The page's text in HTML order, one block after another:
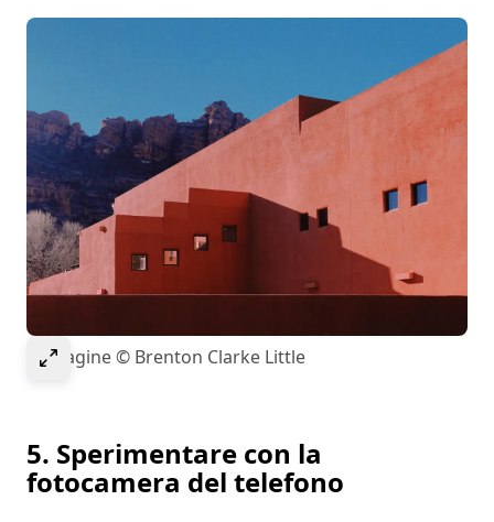
Select to expand image
Immagine © Brenton Clarke Little
5. Sperimentare con la
fotocamera del telefono